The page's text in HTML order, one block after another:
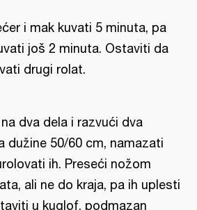
i mak kuvati 5 minuta, pa
još 2 minuta. Ostaviti da
drugi rolat.
dva dela i razvući dva
dužine 50/60 cm, namazati
ih. Preseći nožom
ali ne do kraja, pa ih uplesti
u kuglof, podmazan